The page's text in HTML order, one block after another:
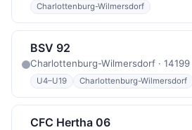
Charlottenburg-Wilmersdorf
BSV 92
Charlottenburg-Wilmersdorf · 14199
U4–U19 Charlottenburg-Wilmersdorf
CFC Hertha 06